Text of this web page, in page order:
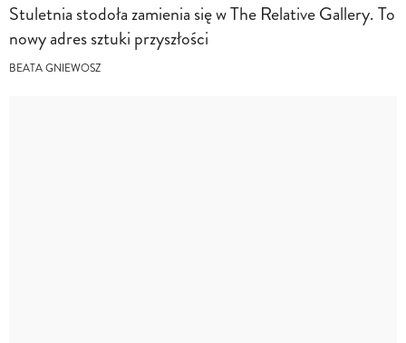
Stuletnia stodoła zamienia się w The Relative Gallery. To
nowy adres sztuki przyszłości
BEATA GNIEWOSZ